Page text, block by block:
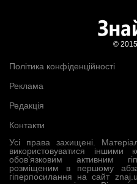
Усі права захищені.
використовуватися іншими
обов’язковим активним
розміщеним в першому
гіперпосилання на сайт
Політика конфіденційності
Реклама
Редакція
Контакти
©